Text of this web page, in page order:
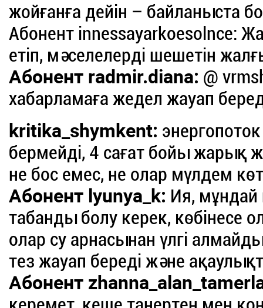
жойғанға дейін – байланыста
Абонент innessayarkoesolnce:
етіп, мәселелерді шешетін
Абонент radmir.diana: @
хабарламаға жедел жауап
kritika_shymkent:
бермейді, 4 сағат бойы жарық
не бос емес, не олар мүлдем
Абонент lyunya_k: Ия, мұндай
табанды болу керек, көбінесе
олар су арнасынан үлгі
тез жауап береді және
Абонент